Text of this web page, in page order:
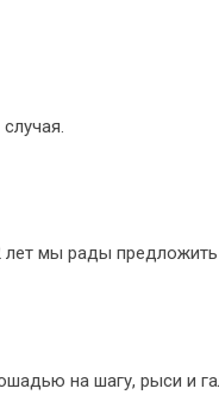
мы рады
на шагу, рыси и